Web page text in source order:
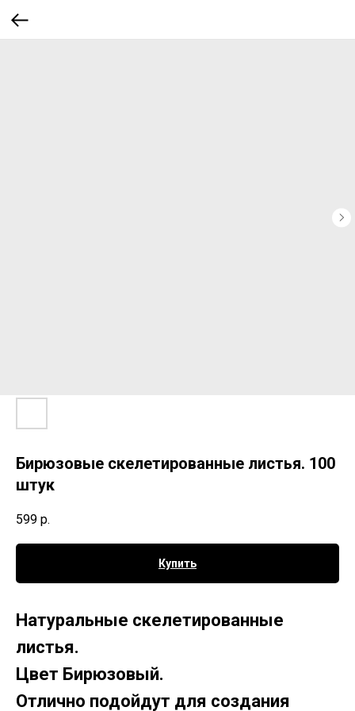
Бирюзовые скелетированные листья. 100
штук
599 р.
Купить
Натуральные скелетированные
листья.
Цвет Бирюзовый.
Отлично подойдут для создания